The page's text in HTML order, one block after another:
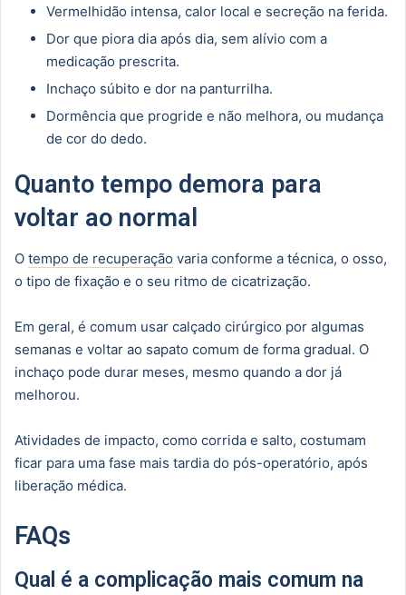
Vermelhidão intensa, calor local e secreção na ferida.
Dor que piora dia após dia, sem alívio com a
medicação prescrita.
Inchaço súbito e dor na panturrilha.
Dormência que progride e não melhora, ou mudança
de cor do dedo.
Quanto tempo demora para
voltar ao normal
O tempo de recuperação varia conforme a técnica, o osso,
o tipo de fixação e o seu ritmo de cicatrização.
Em geral, é comum usar calçado cirúrgico por algumas
semanas e voltar ao sapato comum de forma gradual. O
inchaço pode durar meses, mesmo quando a dor já
melhorou.
Atividades de impacto, como corrida e salto, costumam
ficar para uma fase mais tardia do pós-operatório, após
liberação médica.
FAQs
Qual é a complicação mais comum na